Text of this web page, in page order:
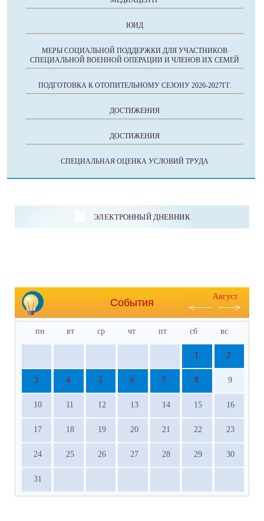
ЮИД
МЕРЫ СОЦИАЛЬНОЙ ПОДДЕРЖКИ ДЛЯ УЧАСТНИКОВ
СПЕЦИАЛЬНОЙ ВОЕННОЙ ОПЕРАЦИИ И ЧЛЕНОВ ИХ СЕМЕЙ
ПОДГОТОВКА К ОТОПИТЕЛЬНОМУ СЕЗОНУ 2026-2027ГГ.
ДОСТИЖЕНИЯ
ДОСТИЖЕНИЯ
СПЕЦИАЛЬНАЯ ОЦЕНКА УСЛОВИЙ ТРУДА
ЭЛЕКТРОННЫЙ ДНЕВНИК
События
Август
пн вт ср чт пт сб вс
1 2
3 4 5 6 7 8 9
10 11 12 13 14 15 16
17 18 19 20 21 22 23
24 25 26 27 28 29 30
31